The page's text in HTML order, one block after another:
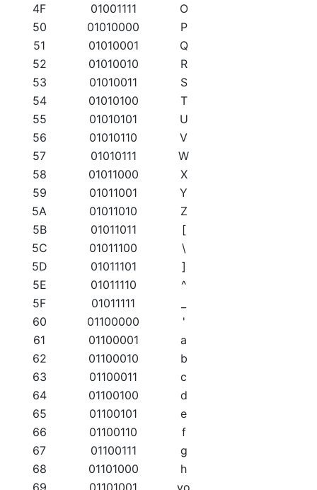
4F
01001111
O
50
01010000
P
51
01010001
Q
52
01010010
R
53
01010011
S
54
01010100
T
55
01010101
U
56
01010110
V
57
01010111
W
58
01011000
X
59
01011001
Y
5A
01011010
Z
5B
01011011
[
5C
01011100
\
5D
01011101
]
5E
01011110
^
5F
01011111
60
01100000
'
61
01100001
a
62
01100010
b
63
01100011
c
64
01100100
d
65
01100101
e
66
01100110
f
67
01100111
g
68
01101000
h
69
01101001
yo